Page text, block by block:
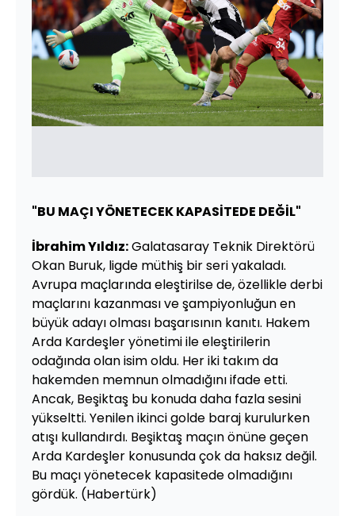
"BU MAÇI YÖNETECEK KAPASİTEDE DEĞİL"
İbrahim Yıldız:Galatasaray Teknik Direktörü
Okan Buruk, ligde müthiş bir seri yakaladı.
Avrupa maçlarında eleştirilse de, özellikle derbi
maçlarını kazanması ve şampiyonluğun en
büyük adayı olması başarısının kanıtı. Hakem
Arda Kardeşler yönetimi ile eleştirilerin
odağında olan isim oldu. Her iki takım da
hakemden memnun olmadığını ifade etti.
Ancak, Beşiktaş bu konuda daha fazla sesini
yükseltti. Yenilen ikinci golde baraj kurulurken
atışı kullandırdı. Beşiktaş maçın önüne geçen
Arda Kardeşler konusunda çok da haksız değil.
Bu maçı yönetecek kapasitede olmadığını
gördük. (Habertürk)